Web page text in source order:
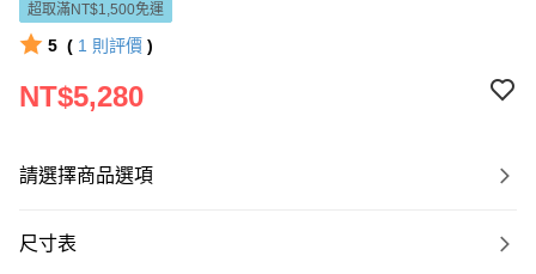
超取滿NT$1,500免運
5 ( 1 則評價 )
NT$5,280
請選擇商品選項
尺寸表